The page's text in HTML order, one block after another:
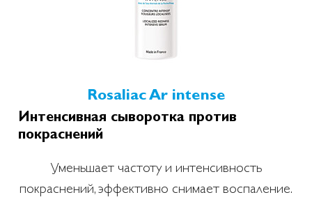
Rosaliac Ar intense
Интенсивная сыворотка против
покраснений
Уменьшает частоту и интенсивность
покраснений, эффективно снимает воспаление.